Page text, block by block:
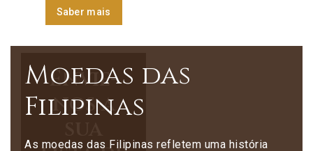
Saber mais
Envie-
nos a
Moedas das
Filipinas
As moedas das Filipinas refletem uma história